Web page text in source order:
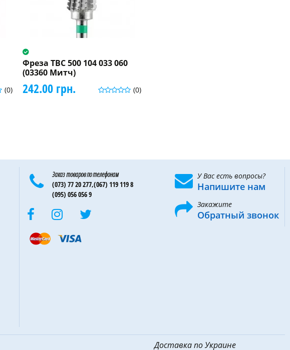
(0)
Фреза ТВС 500 104 033 060
(03360 Митч)
(0)
242.00 грн.
Заказ товаров по телефонам
(073) 77 20 277,(067) 119 119 8
(095) 056 056 9
У Вас есть вопросы?
Напишите нам
Закажите
Обратный звонок
Доставка по Украине